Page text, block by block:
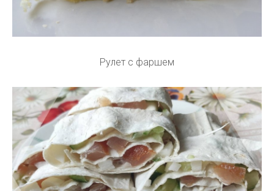
Рулет с фаршем